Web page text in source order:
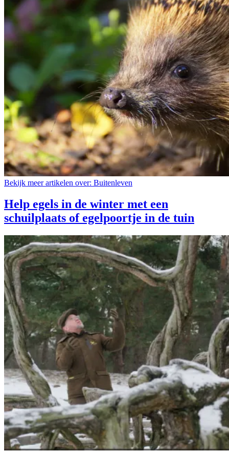
Bekijk meer artikelen over: Buitenleven
Help egels in de winter met een
schuilplaats of egelpoortje in de tuin